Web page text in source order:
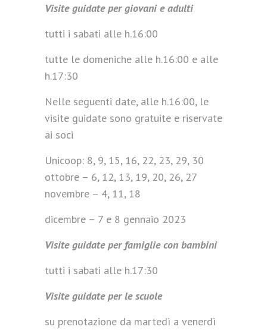
Visite guidate per giovani e adulti
tutti i sabati alle h.16:00
tutte le domeniche alle h.16:00 e alle
h.17:30
Nelle seguenti date, alle h.16:00, le
visite guidate sono gratuite e riservate
ai soci
Unicoop: 8, 9, 15, 16, 22, 23, 29, 30
ottobre – 6, 12, 13, 19, 20, 26, 27
novembre – 4, 11, 18
dicembre – 7 e 8 gennaio 2023
Visite guidate per famiglie con bambini
tutti i sabati alle h.17:30
Visite guidate per le scuole
su prenotazione da martedì a venerdì